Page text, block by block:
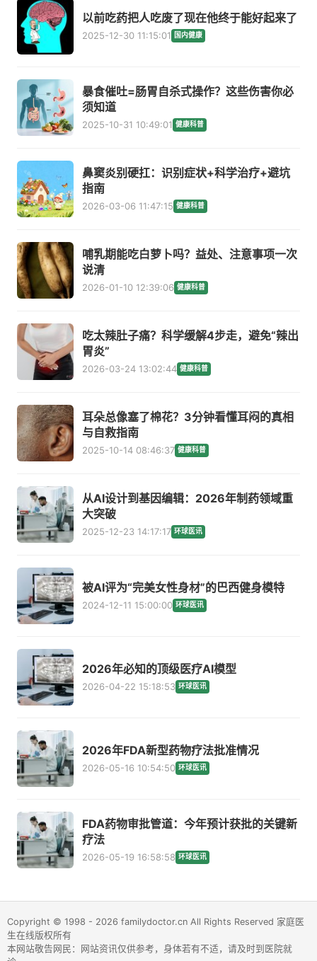
以前吃药把人吃废了现在他终于能好起来了
2025-12-30 11:15:01 国内健康
暴食催吐=肠胃自杀式操作？这些伤害你必
须知道
2025-10-31 10:49:01 健康科普
鼻窦炎别硬扛：识别症状+科学治疗+避坑
指南
2026-03-06 11:47:15 健康科普
哺乳期能吃白萝卜吗？益处、注意事项一次
说清
2026-01-10 12:39:06 健康科普
吃太辣肚子痛？科学缓解4步走，避免“辣出
胃炎”
2026-03-24 13:02:44 健康科普
耳朵总像塞了棉花？3分钟看懂耳闷的真相
与自救指南
2025-10-14 08:46:37 健康科普
从AI设计到基因编辑：2026年制药领域重
大突破
2025-12-23 14:17:17 环球医讯
被AI评为“完美女性身材”的巴西健身模特
2024-12-11 15:00:00 环球医讯
2026年必知的顶级医疗AI模型
2026-04-22 15:18:53 环球医讯
2026年FDA新型药物疗法批准情况
2026-05-16 10:54:50 环球医讯
FDA药物审批管道：今年预计获批的关键新
疗法
2026-05-19 16:58:58 环球医讯
Copyright © 1998 - 2026 familydoctor.cn All Rights Reserved 家庭医
生在线版权所有
本网站敬告网民：网站资讯仅供参考，身体若有不适，请及时到医院就